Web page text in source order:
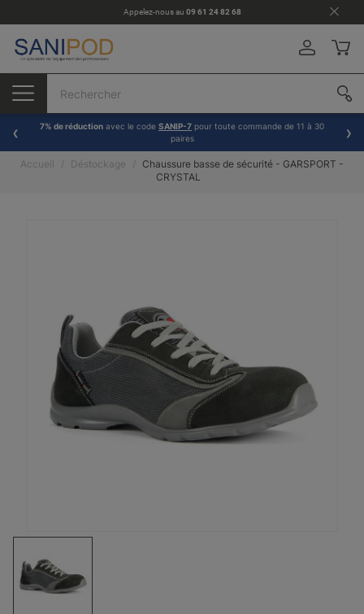
Appelez-nous au 09 61 24 82 68
7% de réduction avec le code SANIP-7 pour toute commande de 11 à 30
paires
Accueil Déstockage
Chaussure basse de sécurité - GARSPORT -
CRYSTAL